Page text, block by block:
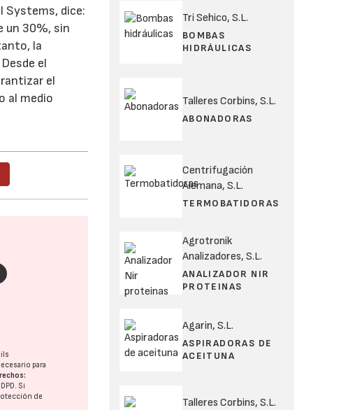
Systems, dice:
un 30%, sin
la
el
el
al medio
para
. Si
de
Tri Sehico, S.L.
BOMBAS
HIDRÁULICAS
Talleres Corbins, S.L.
ABONADORAS
Centrifugación
Alemana, S.L.
TERMOBATIDORAS
Agrotronik
Analizadores, S.L.
ANALIZADOR NIR
PROTEINAS
Agarin, S.L.
ASPIRADORAS DE
ACEITUNA
Talleres Corbins, S.L.